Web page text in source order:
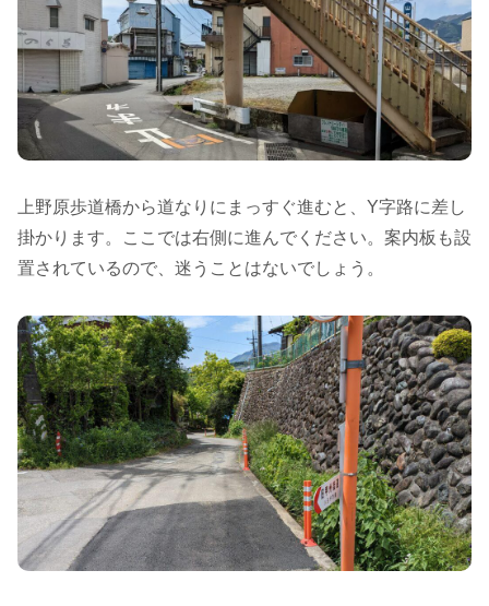
上野原歩道橋から道なりにまっすぐ進むと、Y字路に差し
掛かります。ここでは右側に進んでください。案内板も設
置されているので、迷うことはないでしょう。